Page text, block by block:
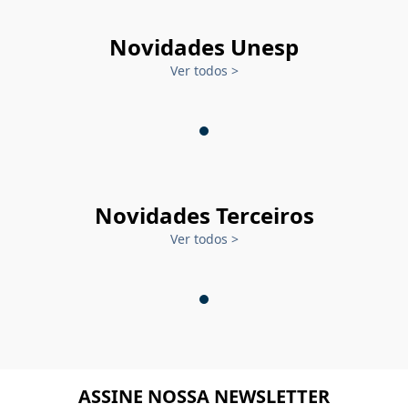
Novidades Unesp
Ver todos >
Novidades Terceiros
Ver todos >
ASSINE NOSSA NEWSLETTER